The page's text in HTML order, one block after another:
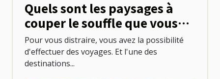
Quels sont les paysages à
couper le souffle que vous
pouvez découvrir au
Mexique ?
Pour vous distraire, vous avez la possibilité
d'effectuer des voyages. Et l'une des
destinations...